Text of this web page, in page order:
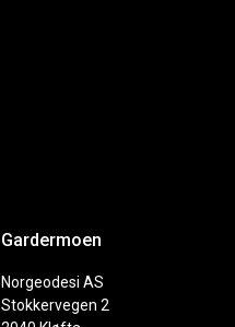
Gardermoen
Norgeodesi AS
Stokkervegen 2